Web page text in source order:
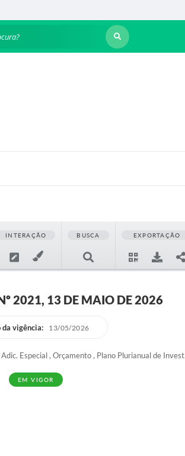
INTERAÇÃO BUSCA EXPORTAÇÃO
2021, 13 DE MAIO DE 2026
da vigência: 13/05/2026
Especial , Orçamento , Plano Plurianual de Invest.
EM VIGOR